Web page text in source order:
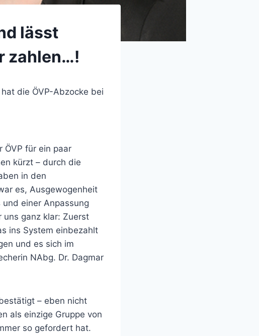
lässt
zahlen…!
die ÖVP-Abzocke bei
ÖVP für ein paar
kürzt – durch die
in den
es, Ausgewogenheit
einer Anpassung
uns ganz klar: Zuerst
ins System einbezahlt
und es sich im
NAbg. Dr. Dagmar
– eben nicht
als einzige Gruppe von
so gefordert hat.